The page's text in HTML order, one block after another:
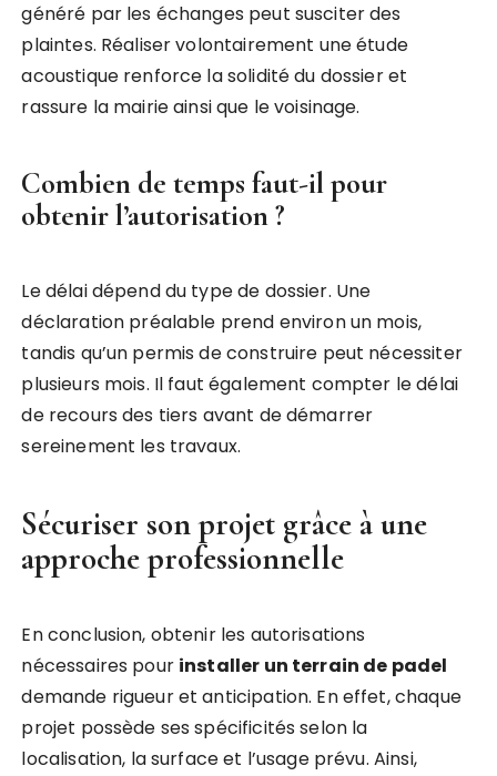
généré par les échanges peut susciter des
plaintes. Réaliser volontairement une étude
acoustique renforce la solidité du dossier et
rassure la mairie ainsi que le voisinage.
Combien de temps faut-il pour
obtenir l’autorisation ?
Le délai dépend du type de dossier. Une
déclaration préalable prend environ un mois,
tandis qu’un permis de construire peut nécessiter
plusieurs mois. Il faut également compter le délai
de recours des tiers avant de démarrer
sereinement les travaux.
Sécuriser son projet grâce à une
approche professionnelle
En conclusion, obtenir les autorisations
nécessaires pour installer un terrain de padel
demande rigueur et anticipation. En effet, chaque
projet possède ses spécificités selon la
localisation, la surface et l’usage prévu. Ainsi,